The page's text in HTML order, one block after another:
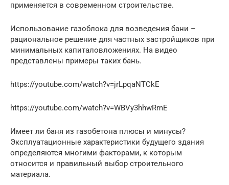
применяется в современном строительстве.
Использование газоблока для возведения бани –
рациональное решение для частных застройщиков при
минимальных капиталовложениях. На видео
представлены примеры таких бань.
https://youtube.com/watch?v=jrLpqaNTCkE
https://youtube.com/watch?v=WBVy3hhwRmE
Имеет ли баня из газобетона плюсы и минусы?
Эксплуатационные характеристики будущего здания
определяются многими факторами, к которым
относится и правильный выбор строительного
материала.